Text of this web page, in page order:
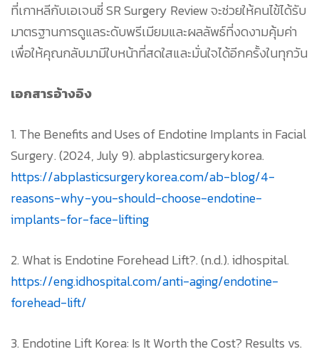
ที่เกาหลีกับเอเจนซี่ SR Surgery Review จะช่วยให้คนไข้ได้รับ
มาตรฐานการดูแลระดับพรีเมียมและผลลัพธ์ที่งดงามคุ้มค่า
เพื่อให้คุณกลับมามีใบหน้าที่สดใสและมั่นใจได้อีกครั้งในทุกวัน
เอกสารอ้างอิง
1. The Benefits and Uses of Endotine Implants in Facial
Surgery. (2024, July 9). abplasticsurgerykorea.
https://abplasticsurgerykorea.com/ab-blog/4-
reasons-why-you-should-choose-endotine-
implants-for-face-lifting
2. What is Endotine Forehead Lift?. (n.d.). idhospital.
https://eng.idhospital.com/anti-aging/endotine-
forehead-lift/
3. Endotine Lift Korea: Is It Worth the Cost? Results vs.